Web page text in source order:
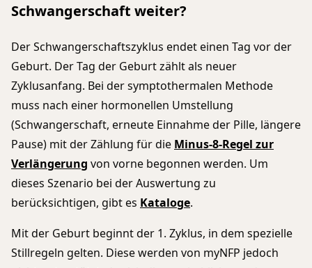
Schwangerschaft weiter?
Der Schwangerschaftszyklus endet einen Tag vor der
Geburt. Der Tag der Geburt zählt als neuer
Zyklusanfang. Bei der symptothermalen Methode
muss nach einer hormonellen Umstellung
(Schwangerschaft, erneute Einnahme der Pille, längere
Pause) mit der Zählung für die Minus-8-Regel zur
Verlängerung von vorne begonnen werden. Um
dieses Szenario bei der Auswertung zu
berücksichtigen, gibt es Kataloge.
Mit der Geburt beginnt der 1. Zyklus, in dem spezielle
Stillregeln gelten. Diese werden von myNFP jedoch